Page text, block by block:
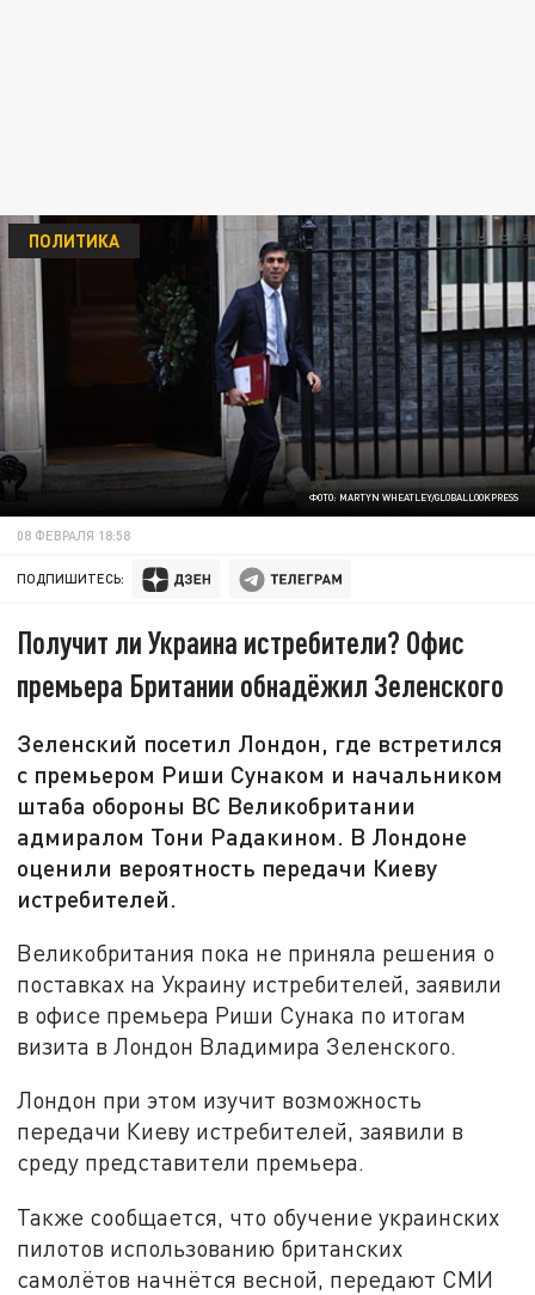
ФОТО: MARTYN WHEATLEY/GLOBALLOOKPRESS
ПОЛИТИКА
08 ФЕВРАЛЯ 18:58
ПОДПИШИТЕСЬ:
Получит ли Украина истребители? Офис
премьера Британии обнадёжил Зеленского
Зеленский посетил Лондон, где встретился
с премьером Риши Сунаком и начальником
штаба обороны ВС Великобритании
адмиралом Тони Радакином. В Лондоне
оценили вероятность передачи Киеву
истребителей.
Великобритания пока не приняла решения о
поставках на Украину истребителей, заявили
в офисе премьера Риши Сунака по итогам
визита в Лондон Владимира Зеленского.
Лондон при этом изучит возможность
передачи Киеву истребителей, заявили в
среду представители премьера.
Также сообщается, что обучение украинских
пилотов использованию британских
самолётов начнётся весной, передают СМИ